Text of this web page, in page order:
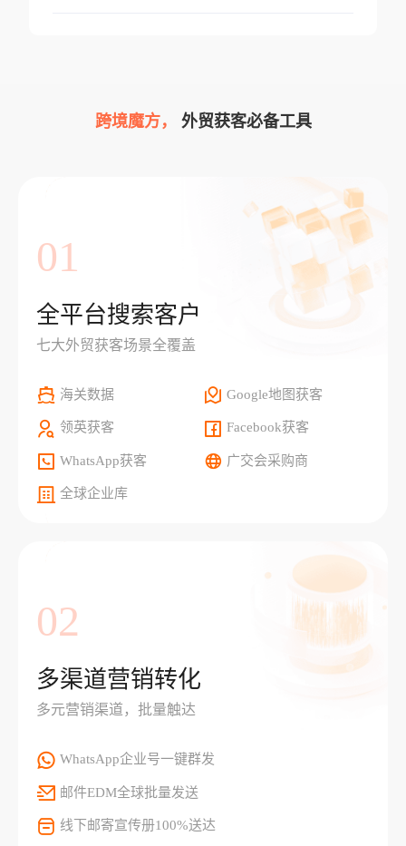
跨境魔方， 外贸获客必备工具
01
全平台搜索客户
七大外贸获客场景全覆盖
海关数据 Google地图获客
领英获客 Facebook获客
WhatsApp获客 广交会采购商
全球企业库
02
多渠道营销转化
多元营销渠道，批量触达
WhatsApp企业号一键群发
邮件EDM全球批量发送
线下邮寄宣传册100%送达